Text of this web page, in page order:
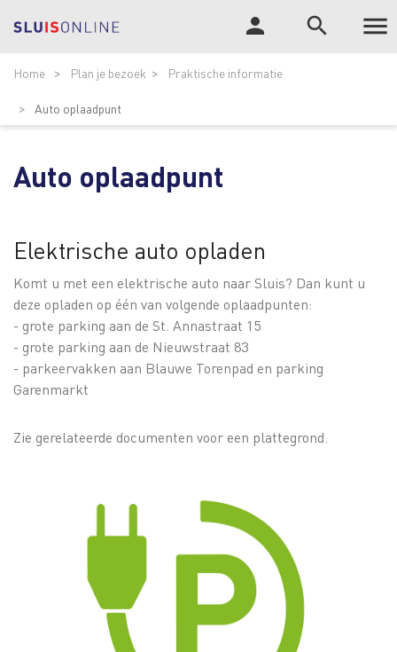

ZOEK
search
person
Home Plan je bezoek Praktische informatie
Auto oplaadpunt
Auto oplaadpunt
Elektrische auto opladen
Komt u met een elektrische auto naar Sluis? Dan kunt u
deze opladen op één van volgende oplaadpunten:
- grote parking aan de St. Annastraat 15
- grote parking aan de Nieuwstraat 83
- parkeervakken aan Blauwe Torenpad en parking
Garenmarkt
Zie gerelateerde documenten voor een plattegrond.